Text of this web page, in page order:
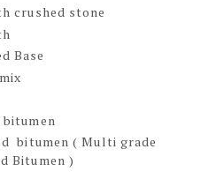
crushed stone
Base
bitumen ( Multi grade
Bitumen )